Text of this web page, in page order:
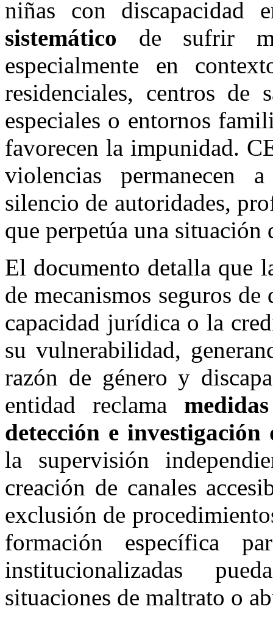
niñas con discapacidad
sistemático de sufrir
especialmente en
residenciales, centros de
especiales o entornos
favorecen la impunidad.
violencias permanecen
silencio de autoridades,
que perpetúa una
El documento detalla que
de mecanismos seguros
capacidad jurídica o la
su vulnerabilidad,
razón de género y
entidad reclama
detección e
la supervisión
creación de canales
exclusión de
formación específica
institucionalizadas
situaciones de maltrato o